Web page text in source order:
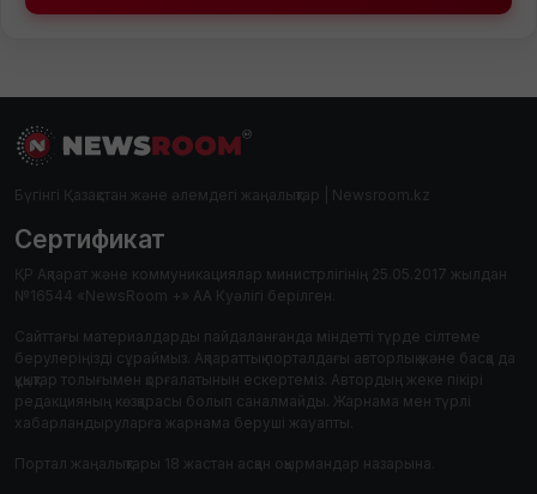
Бүгінгі Қазақстан және әлемдегі жаңалықтар | Newsroom.kz
Сертификат
ҚР Ақпарат және коммуникациялар министрлігінің 25.05.2017 жылдан
№16544 «NewsRoom +» АА Куәлігі берілген.
Сайттағы материалдарды пайдаланғанда міндетті түрде сілтеме
берулеріңізді сұраймыз. Ақпараттық порталдағы авторлық және басқа да
құқықтар толығымен қорғалатынын ескертеміз. Автордың жеке пікірі
редакцияның көзқарасы болып саналмайды. Жарнама мен түрлі
хабарландыруларға жарнама беруші жауапты.
Портал жаңалықтары 18 жастан асқан оқырмандар назарына.